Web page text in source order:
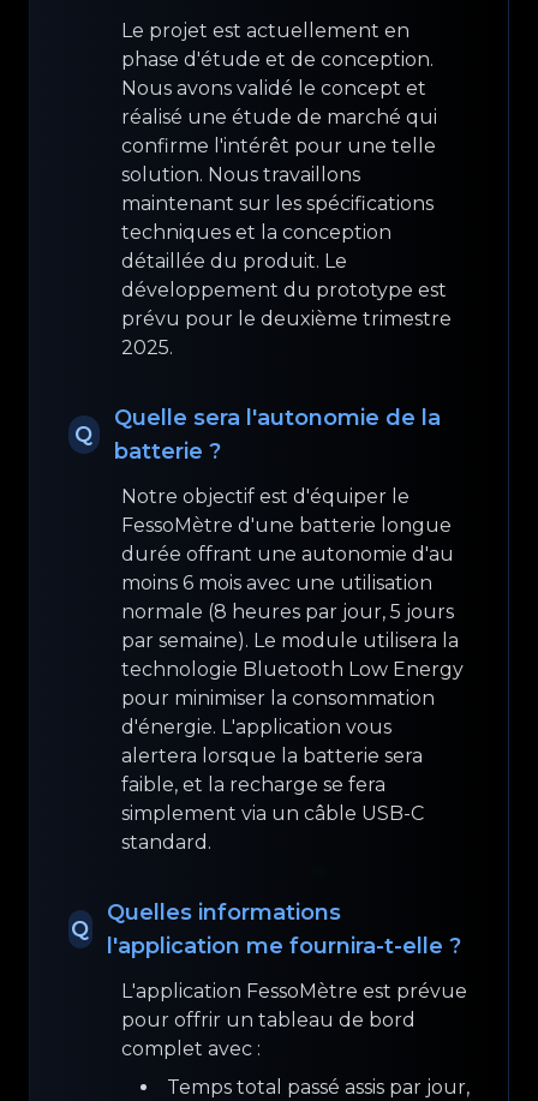
Le projet est actuellement en
phase d'étude et de conception.
Nous avons validé le concept et
réalisé une étude de marché qui
confirme l'intérêt pour une telle
solution. Nous travaillons
maintenant sur les spécifications
techniques et la conception
détaillée du produit. Le
développement du prototype est
prévu pour le deuxième trimestre
2025.
Q
Quelle sera l'autonomie de la
batterie ?
Notre objectif est d'équiper le
FessoMètre d'une batterie longue
durée offrant une autonomie d'au
moins 6 mois avec une utilisation
normale (8 heures par jour, 5 jours
par semaine). Le module utilisera la
technologie Bluetooth Low Energy
pour minimiser la consommation
d'énergie. L'application vous
alertera lorsque la batterie sera
faible, et la recharge se fera
simplement via un câble USB-C
standard.
Q
Quelles informations
l'application me fournira-t-elle ?
L'application FessoMètre est prévue
pour offrir un tableau de bord
complet avec :
Temps total passé assis par jour,